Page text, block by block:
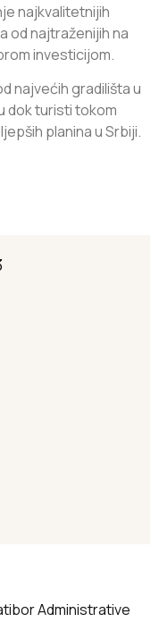
najkvalitetnijih
od najtraženijih na
investicijom.
najvećih gradilišta u
dok turisti tokom
planina u Srbiji.
Administrative